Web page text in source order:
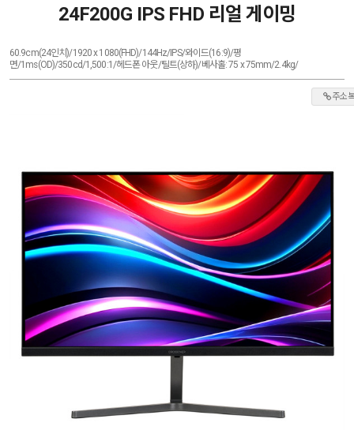
24F200G IPS FHD 리얼 게이밍
60.9cm(24인치)/1920 x 1080(FHD)/144Hz/IPS/와이드(16:9)/평
면/1ms(OD)/350cd/1,500:1/헤드폰 아웃/틸트(상하)/베사홀: 75 x 75mm/2.4kg/
주소